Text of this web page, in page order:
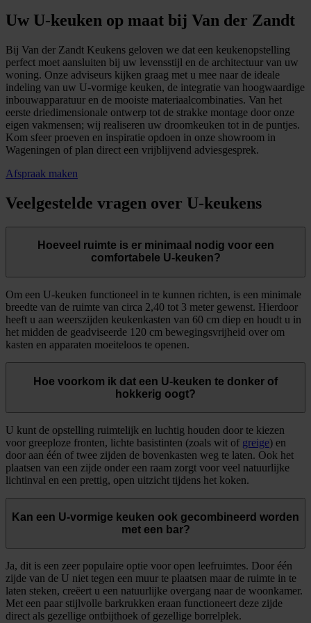
Uw U-keuken op maat bij Van der Zandt
Bij Van der Zandt Keukens geloven we dat een keukenopstelling
perfect moet aansluiten bij uw levensstijl en de architectuur van uw
woning. Onze adviseurs kijken graag met u mee naar de ideale
indeling van uw U-vormige keuken, de integratie van hoogwaardige
inbouwapparatuur en de mooiste materiaalcombinaties. Van het
eerste driedimensionale ontwerp tot de strakke montage door onze
eigen vakmensen; wij realiseren uw droomkeuken tot in de puntjes.
Kom sfeer proeven en inspiratie opdoen in onze showroom in
Wageningen of plan direct een vrijblijvend adviesgesprek.
Afspraak maken
Veelgestelde vragen over U-keukens
Hoeveel ruimte is er minimaal nodig voor een
comfortabele U-keuken?
Om een U-keuken functioneel in te kunnen richten, is een minimale
breedte van de ruimte van circa 2,40 tot 3 meter gewenst. Hierdoor
heeft u aan weerszijden keukenkasten van 60 cm diep en houdt u in
het midden de geadviseerde 120 cm bewegingsvrijheid over om
kasten en apparaten moeiteloos te openen.
Hoe voorkom ik dat een U-keuken te donker of
hokkerig oogt?
U kunt de opstelling ruimtelijk en luchtig houden door te kiezen
voor greeploze fronten, lichte basistinten (zoals wit of greige) en
door aan één of twee zijden de bovenkasten weg te laten. Ook het
plaatsen van een zijde onder een raam zorgt voor veel natuurlijke
lichtinval en een prettig, open uitzicht tijdens het koken.
Kan een U-vormige keuken ook gecombineerd worden
met een bar?
Ja, dit is een zeer populaire optie voor open leefruimtes. Door één
zijde van de U niet tegen een muur te plaatsen maar de ruimte in te
laten steken, creëert u een natuurlijke overgang naar de woonkamer.
Met een paar stijlvolle barkrukken eraan functioneert deze zijde
direct als gezellige ontbijthoek of gezellige borrelplek.